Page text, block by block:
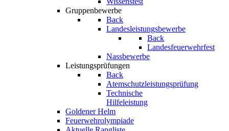
Gruppenbewerbe
Back
Landesleistungsbewerbe
Back
Landesfeuerwehrfest
Nassbewerbe
Leistungsprüfungen
Back
Atemschutzleistungsprüfung
Technische
Hilfeleistung
Goldener Helm
Feuerwehrolympiade